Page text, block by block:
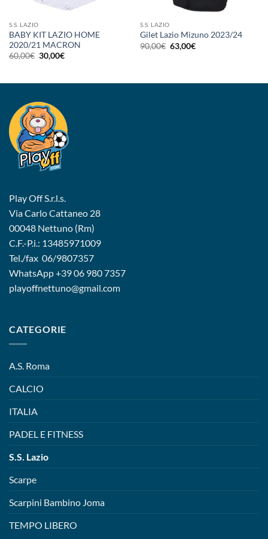
S.S. LAZIO
BABY KIT LAZIO HOME
2020/21 MACRON
60,00€ Il
prezzo
60,00€.
30,00€Il
30,00€.
S.S. LAZIO
Gilet Lazio Mizuno 2023/24
90,00€ Il
prezzo
63,00€Il
Play Off S.r.l.s.
Via Carlo Cattaneo 28
00048 Nettuno (Rm)
C.F.-P.i.: 13485971009
Tel./fax 06/9807357
WhatsApp+39 06 980 7357
playoffnettuno@gmail.com
CATEGORIE
A.S. Roma
CALCIO
ITALIA
PADEL E FITNESS
S.S. Lazio
Scarpe
Scarpini Bambino Joma
TEMPO LIBERO